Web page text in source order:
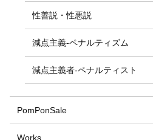
性善説・性悪説
減点主義-ペナルティズム
減点主義者-ペナルティスト
PomPonSale
Works